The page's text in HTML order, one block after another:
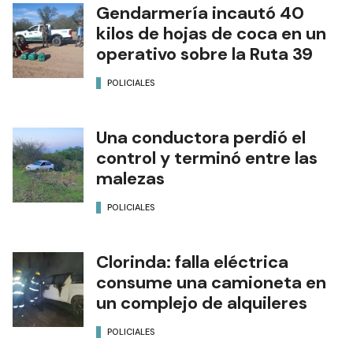
Gendarmería incautó 40
kilos de hojas de coca en un
operativo sobre la Ruta 39
POLICIALES
Una conductora perdió el
control y terminó entre las
malezas
POLICIALES
Clorinda: falla eléctrica
consume una camioneta en
un complejo de alquileres
POLICIALES